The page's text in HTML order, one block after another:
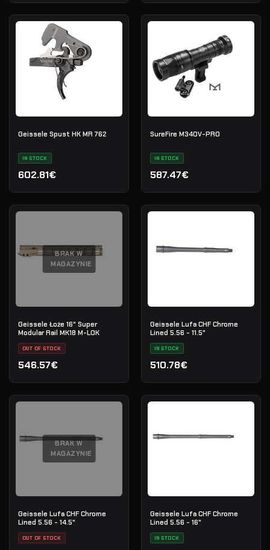
Geissele Spust HK MR 762
IN STOCK
602.81€
SureFire M340V-PRO
IN STOCK
587.47€
BRAK W
MAGAZYNIE
Geissele Łoże 16" Super
Modular Rail MK18 M-LOK
OUT OF STOCK
546.57€
Geissele Lufa CHF Chrome
Lined 5.56 - 11.5"
IN STOCK
510.78€
BRAK W
MAGAZYNIE
Geissele Lufa CHF Chrome
Lined 5.56 - 14.5"
OUT OF STOCK
Geissele Lufa CHF Chrome
Lined 5.56 - 16"
IN STOCK